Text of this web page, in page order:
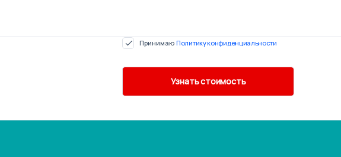
Принимаю Политику конфиденциальности